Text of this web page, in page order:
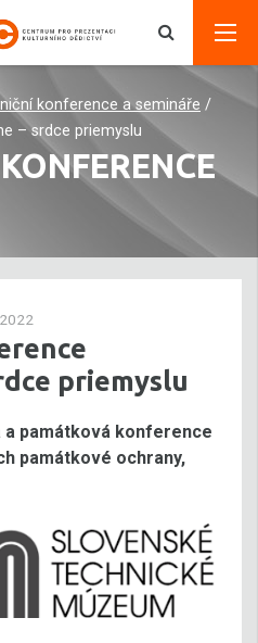
konference a semináře /
– srdce priemyslu
priemyslu
památková konference
památkové ochrany,